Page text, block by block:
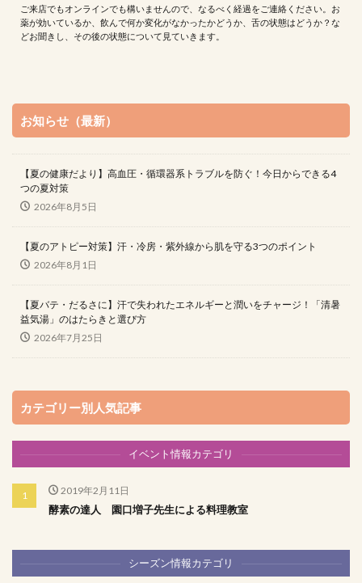
ご来店でもオンラインでも構いませんので、なるべく経過をご連絡ください。お
薬が効いているか、飲んで何か変化がなかったかどうか、舌の状態はどうか？な
どお聞きし、その後の状態について見ていきます。
お知らせ（最新）
【夏の健康だより】高血圧・循環器系トラブルを防ぐ！今日からできる4
つの夏対策
2026年8月5日
【夏のアトピー対策】汗・冷房・紫外線から肌を守る3つのポイント
2026年8月1日
【夏バテ・だるさに】汗で失われたエネルギーと潤いをチャージ！「清暑
益気湯」のはたらきと選び方
2026年7月25日
カテゴリー別人気記事
イベント情報カテゴリ
2019年2月11日
酵素の達人 園口増子先生による料理教室
シーズン情報カテゴリ